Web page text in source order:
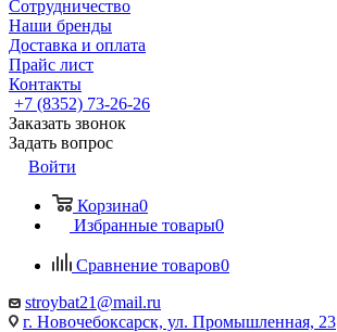
Сотрудничество
Наши бренды
Доставка и оплата
Прайс лист
Контакты
+7 (8352) 73-26-26
Заказать звонок
Задать вопрос
Войти
Корзина0
Избранные товары0
Сравнение товаров0
stroybat21@mail.ru
г. Новочебоксарск, ул. Промышленная, 23